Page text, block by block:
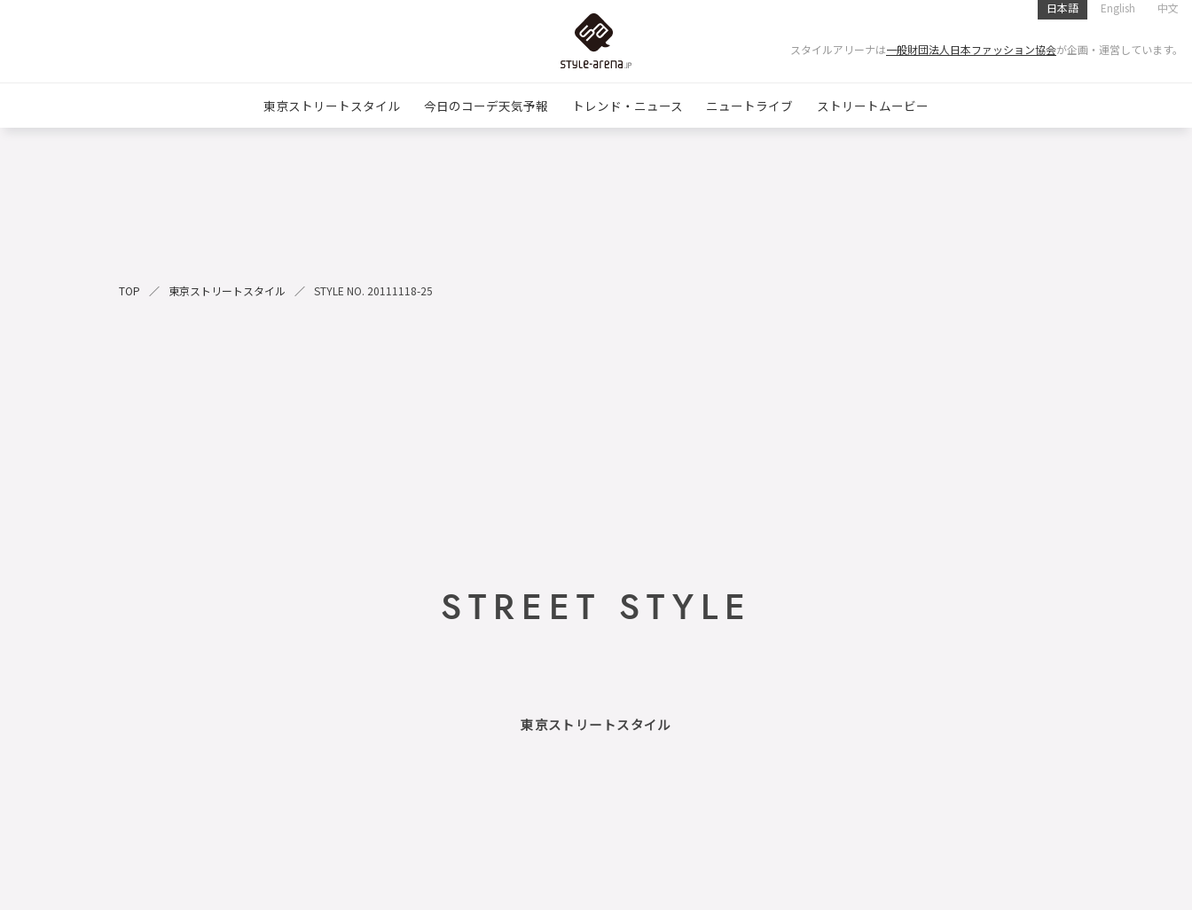
日本語 English 中文
スタイルアリーナは一般財団法人日本ファッション協会が企画・運営しています。
東京ストリートスタイル 今日のコーデ天気予報 トレンド・ニュース ニュートライブ ストリートムービー
TOP 東京ストリートスタイル STYLE NO. 20111118-25
STREET STYLE
東京ストリートスタイル